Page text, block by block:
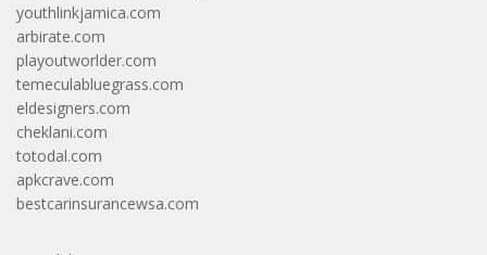
youthlinkjamica.com
arbirate.com
playoutworlder.com
temeculabluegrass.com
eldesigners.com
cheklani.com
totodal.com
apkcrave.com
bestcarinsurancewsa.com